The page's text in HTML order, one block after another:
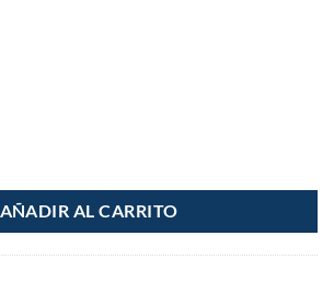
AÑADIR AL CARRITO